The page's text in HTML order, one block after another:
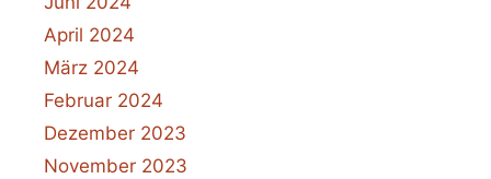
April 2024
März 2024
Februar 2024
Dezember 2023
November 2023